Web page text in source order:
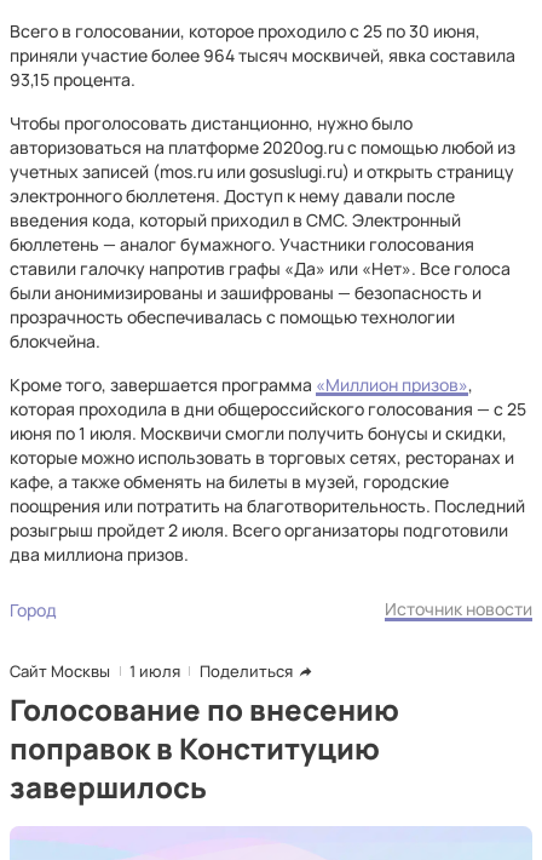
Всего в голосовании, которое проходило с 25 по 30 июня,
приняли участие более 964 тысяч москвичей, явка составила
93,15 процента.
Чтобы проголосовать дистанционно, нужно было
авторизоваться на платформе 2020og.ru с помощью любой из
учетных записей (mos.ru или gosuslugi.ru) и открыть страницу
электронного бюллетеня. Доступ к нему давали после
введения кода, который приходил в СМС. Электронный
бюллетень — аналог бумажного. Участники голосования
ставили галочку напротив графы «Да» или «Нет». Все голоса
были анонимизированы и зашифрованы — безопасность и
прозрачность обеспечивалась с помощью технологии
блокчейна.
Кроме того, завершается программа «Миллион призов»,
которая проходила в дни общероссийского голосования — с 25
июня по 1 июля. Москвичи смогли получить бонусы и скидки,
которые можно использовать в торговых сетях, ресторанах и
кафе, а также обменять на билеты в музей, городские
поощрения или потратить на благотворительность. Последний
розыгрыш пройдет 2 июля. Всего организаторы подготовили
два миллиона призов.
Город Источник новости
Сайт Москвы 1 июля Поделиться
Голосование по внесению
поправок в Конституцию
завершилось